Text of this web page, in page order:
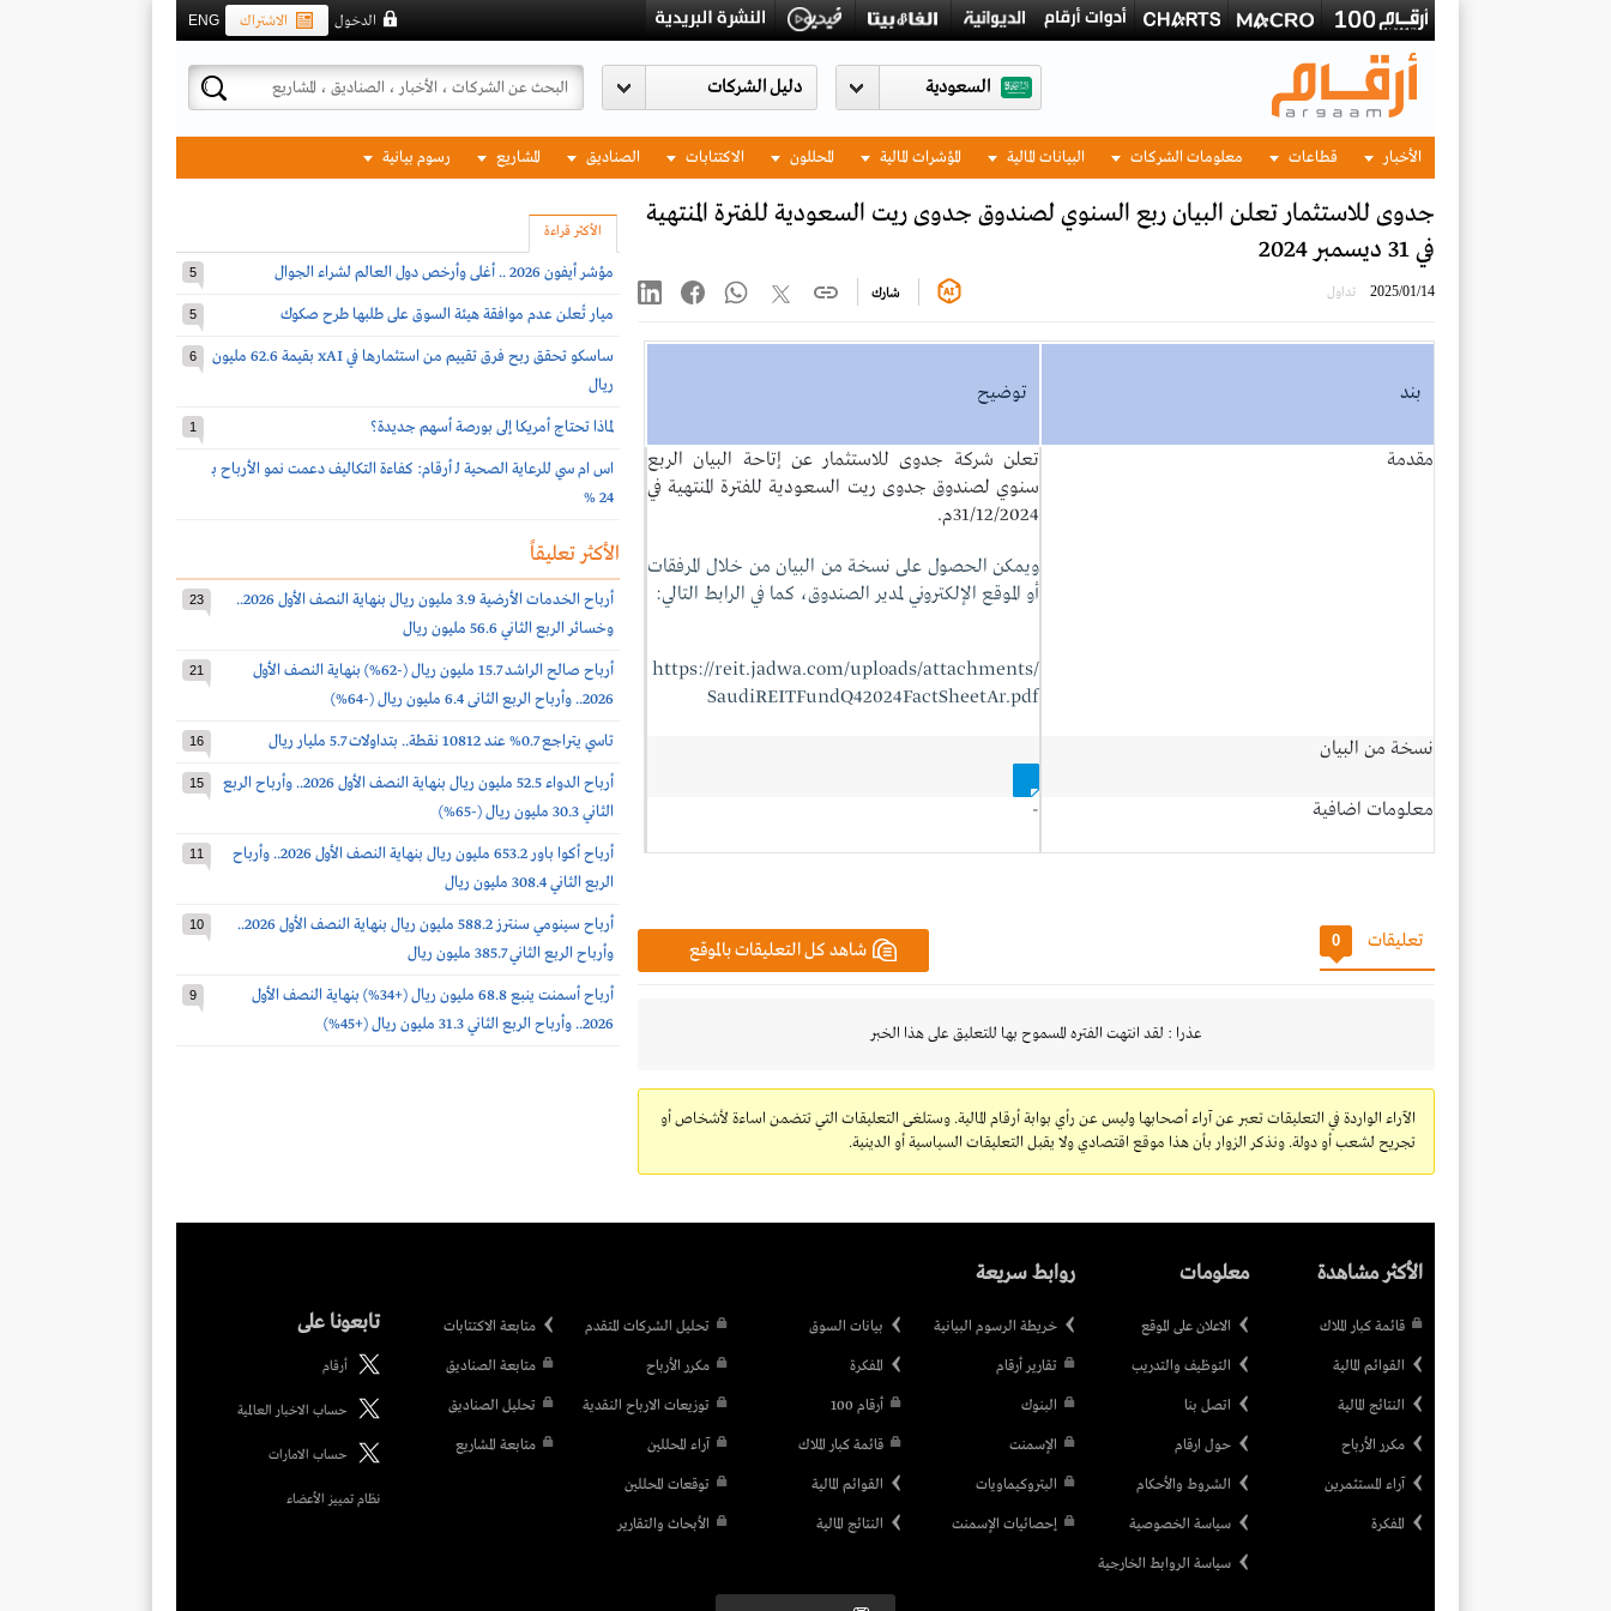
ENG الاشتراك الدخول
السعودية
الأخبار قطاعات معلومات الشركات البيانات المالية المؤشرات المالية المحللون الاكتتابات الصناديق المشاريع رسوم بيانية
جدوى للاستثمار تعلن البيان ربع السنوي لصندوق جدوى ريت السعودية للفترة المنتهية
في 31 ديسمبر 2024
2025/01/14 تداول شارك
بند توضيح
مقدمة
تعلن شركة جدوى للاستثمار عن إتاحة البيان الربع
سنوي لصندوق جدوى ريت السعودية للفترة المنتهية في
31/12/2024م.
ويمكن الحصول على نسخة من البيان من خلال المرفقات
أو الموقع الإلكتروني لمدير الصندوق، كما في الرابط التالي:
https://reit.jadwa.com/uploads/attachments/
SaudiREITFundQ42024FactSheetAr.pdf
نسخة من البيان
معلومات اضافية -
شاهد كل التعليقات بالموقع تعليقات 0
عذرا : لقد انتهت الفتره المسموح بها للتعليق على هذا الخبر
الآراء الواردة في التعليقات تعبر عن آراء أصحابها وليس عن رأي بوابة أرقام المالية. وستلغى التعليقات التي تتضمن اساءة لأشخاص أو
تجريح لشعب أو دولة. ونذكر الزوار بأن هذا موقع اقتصادي ولا يقبل التعليقات السياسية أو الدينية.
الأكثر قراءة
مؤشر أيفون 2026 .. أغلى وأرخص دول العالم لشراء الجوال 5
ميار تُعلن عدم موافقة هيئة السوق على طلبها طرح صكوك 5
ساسكو تحقق ربح فرق تقييم من استثمارها في xAI بقيمة 62.6 مليون
ريال
6
لماذا تحتاج أمريكا إلى بورصة أسهم جديدة؟ 1
اس ام سي للرعاية الصحية لـ أرقام: كفاءة التكاليف دعمت نمو الأرباح بـ
24 %
الأكثر تعليقاً
أرباح الخدمات الأرضية 3.9 مليون ريال بنهاية النصف الأول 2026..
وخسائر الربع الثاني 56.6 مليون ريال
23
أرباح صالح الراشد 15.7 مليون ريال (-62%) بنهاية النصف الأول
2026.. وأرباح الربع الثانى 6.4 مليون ريال (-64%)
21
تاسي يتراجع 0.7% عند 10812 نقطة.. بتداولات 5.7 مليار ريال 16
أرباح الدواء 52.5 مليون ريال بنهاية النصف الأول 2026.. وأرباح الربع
الثاني 30.3 مليون ريال (-65%)
15
أرباح أكوا باور 653.2 مليون ريال بنهاية النصف الأول 2026.. وأرباح
الربع الثاني 308.4 مليون ريال
11
أرباح سينومي سنترز 588.2 مليون ريال بنهاية النصف الأول 2026..
وأرباح الربع الثاني 385.7 مليون ريال
10
أرباح أسمنت ينبع 68.8 مليون ريال (+34%) بنهاية النصف الأول
2026.. وأرباح الربع الثاني 31.3 مليون ريال (+45%)
9
الأكثر مشاهدة
قائمة كبار الملاك
القوائم المالية
النتائج المالية
مكرر الأرباح
آراء المستثمرين
المفكرة
معلومات
الاعلان على الموقع
التوظيف والتدريب
اتصل بنا
حول ارقام
الشروط والأحكام
سياسة الخصوصية
سياسة الروابط الخارجية
روابط سريعة
خريطة الرسوم البيانية
تقارير أرقام
البنوك
الإسمنت
البتروكيماويات
إحصائيات الإسمنت
بيانات السوق
المفكرة
أرقام 100
قائمة كبار الملاك
القوائم المالية
النتائج المالية
تحليل الشركات المتقدم
مكرر الأرباح
توزيعات الارباح النقدية
آراء المحللين
توقعات المحللين
الأبحاث والتقارير
متابعة الاكتتابات
متابعة الصناديق
تحليل الصناديق
متابعة المشاريع
تابعونا على
أرقام
حساب الاخبار العالمية
حساب الامارات
نظام تمييز الأعضاء